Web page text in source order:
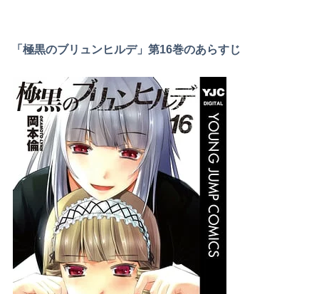
「極黒のブリュンヒルデ」第16巻のあらすじ